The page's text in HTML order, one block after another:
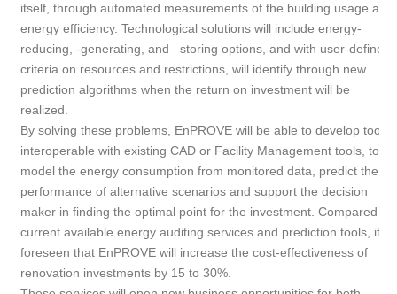
itself, through automated measurements of the building usage and
energy efficiency. Technological solutions will include energy-
reducing, -generating, and –storing options, and with user-defined
criteria on resources and restrictions, will identify through new
prediction algorithms when the return on investment will be
realized.
By solving these problems, EnPROVE will be able to develop tools,
interoperable with existing CAD or Facility Management tools, to
model the energy consumption from monitored data, predict the
performance of alternative scenarios and support the decision
maker in finding the optimal point for the investment. Compared to
current available energy auditing services and prediction tools, it is
foreseen that EnPROVE will increase the cost-effectiveness of
renovation investments by 15 to 30%.